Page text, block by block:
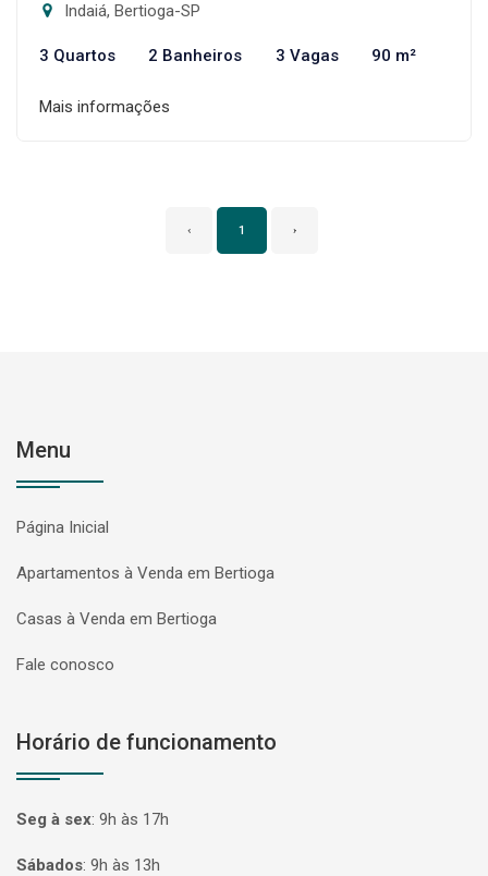
Indaiá, Bertioga-SP
3 Quartos 2 Banheiros 3 Vagas 90 m²
Mais informações
‹ 1 ›
Menu
Página Inicial
Apartamentos à Venda em Bertioga
Casas à Venda em Bertioga
Fale conosco
Horário de funcionamento
Seg à sex: 9h às 17h
Sábados: 9h às 13h